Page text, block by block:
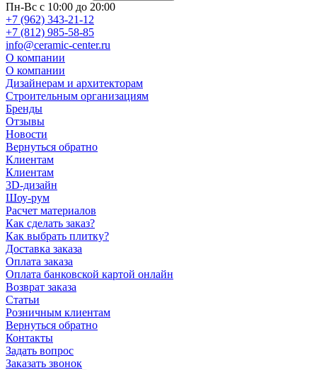
Пн-Вс с 10:00 до 20:00
+7 (962) 343-21-12
+7 (812) 985-58-85
info@ceramic-center.ru
О компании
О компании
Дизайнерам и архитекторам
Строительным организациям
Бренды
Отзывы
Новости
Вернуться обратно
Клиентам
Клиентам
3D-дизайн
Шоу-рум
Расчет материалов
Как сделать заказ?
Как выбрать плитку?
Доставка заказа
Оплата заказа
Оплата банковской картой онлайн
Возврат заказа
Статьи
Розничным клиентам
Вернуться обратно
Контакты
Задать вопрос
Заказать звонок